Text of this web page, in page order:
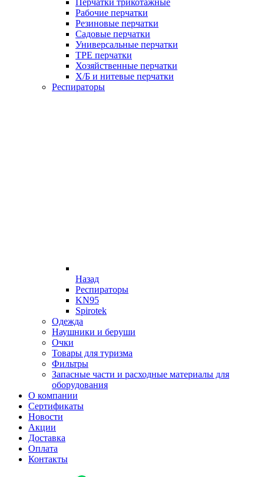
Перчатки трикотажные
Рабочие перчатки
Резиновые перчатки
Садовые перчатки
Универсальные перчатки
TPE перчатки
Хозяйственные перчатки
Х/Б и нитевые перчатки
Респираторы
Назад
Респираторы
KN95
Spirotek
Одежда
Наушники и беруши
Очки
Товары для туризма
Фильтры
Запасные части и расходные материалы для
оборудования
О компании
Сертификаты
Новости
Акции
Доставка
Оплата
Контакты